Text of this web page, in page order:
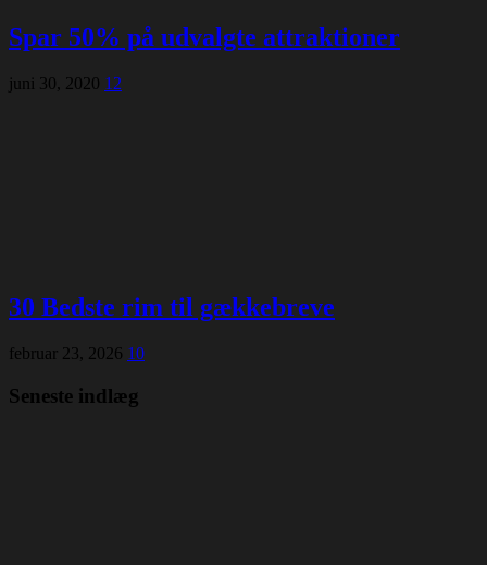
Spar 50% på udvalgte attraktioner
juni 30, 2020 12
30 Bedste rim til gækkebreve
februar 23, 2026 10
Seneste indlæg